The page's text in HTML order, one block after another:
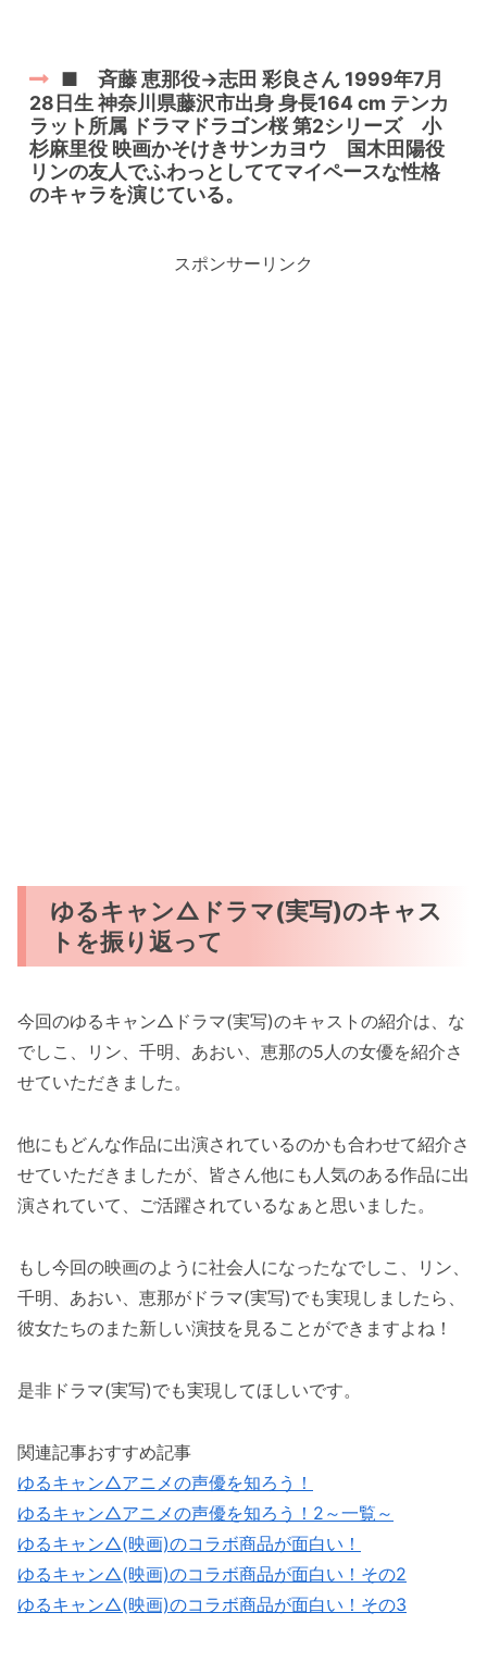
■ 斉藤 恵那役→志田 彩良さん 1999年7月
28日生 神奈川県藤沢市出身 身長164 cm テンカ
ラット所属 ドラマドラゴン桜 第2シリーズ 小
杉麻里役 映画かそけきサンカヨウ 国木田陽役
リンの友人でふわっとしててマイペースな性格
のキャラを演じている。
スポンサーリンク
ゆるキャン△ドラマ(実写)のキャス
トを振り返って
今回のゆるキャン△ドラマ(実写)のキャストの紹介は、な
でしこ、リン、千明、あおい、恵那の5人の女優を紹介さ
せていただきました。
他にもどんな作品に出演されているのかも合わせて紹介さ
せていただきましたが、皆さん他にも人気のある作品に出
演されていて、ご活躍されているなぁと思いました。
もし今回の映画のように社会人になったなでしこ、リン、
千明、あおい、恵那がドラマ(実写)でも実現しましたら、
彼女たちのまた新しい演技を見ることができますよね！
是非ドラマ(実写)でも実現してほしいです。
関連記事おすすめ記事
ゆるキャン△アニメの声優を知ろう！
ゆるキャン△アニメの声優を知ろう！2～一覧～
ゆるキャン△(映画)のコラボ商品が面白い！
ゆるキャン△(映画)のコラボ商品が面白い！その2
ゆるキャン△(映画)のコラボ商品が面白い！その3